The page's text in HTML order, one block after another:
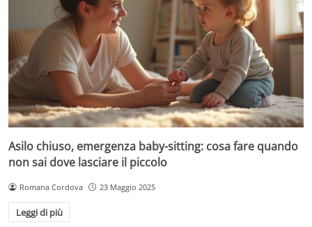
Asilo chiuso, emergenza baby-sitting: cosa fare quando
non sai dove lasciare il piccolo
Romana Cordova 23 Maggio 2025
Leggi di più